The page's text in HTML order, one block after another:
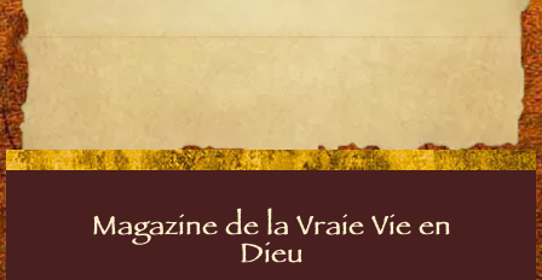
Magazine de la Vraie Vie en
Dieu